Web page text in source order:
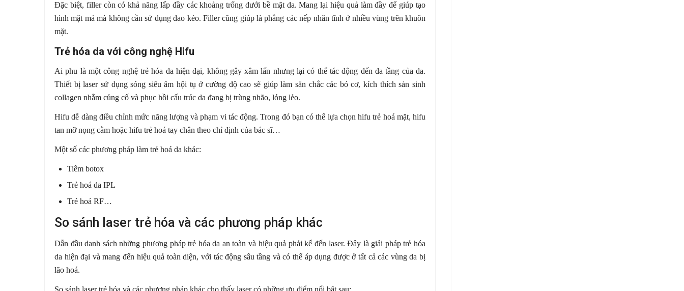
Đặc biệt, filler còn có khả năng lấp đầy các khoảng trống dưới bề mặt da. Mang lại hiệu quả làm đầy để giúp tạo
hình mặt má mà không cần sử dụng dao kéo. Filler cũng giúp là phẳng các nếp nhăn tĩnh ở nhiều vùng trên khuôn
mặt.
Trẻ hóa da với công nghệ Hifu
Ai phu là một công nghệ trẻ hóa da hiện đại, không gây xâm lấn nhưng lại có thể tác động đến đa tầng của da.
Thiết bị laser sử dụng sóng siêu âm hội tụ ở cường độ cao sẽ giúp làm săn chắc các bó cơ, kích thích sản sinh
collagen nhằm củng cố và phục hồi cấu trúc da đang bị trùng nhão, lỏng lẻo.
Hifu dễ dàng điều chỉnh mức năng lượng và phạm vi tác động. Trong đó bạn có thể lựa chọn hifu trẻ hoá mặt, hifu
tan mỡ nọng cằm hoặc hifu trẻ hoá tay chân theo chỉ định của bác sĩ…
Một số các phương pháp làm trẻ hoá da khác:
Tiêm botox
Trẻ hoá da IPL
Trẻ hoá RF…
So sánh laser trẻ hóa và các phương pháp khác
Dẫn đầu danh sách những phương pháp trẻ hóa da an toàn và hiệu quả phải kể đến laser. Đây là giải pháp trẻ hóa
da hiện đại và mang đến hiệu quả toàn diện, với tác động sâu tầng và có thể áp dụng được ở tất cả các vùng da bị
lão hoá.